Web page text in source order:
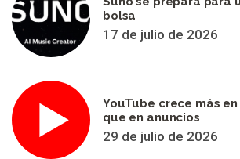
bolsa
17 de julio de 2026
YouTube crece más
que en anuncios
29 de julio de 2026